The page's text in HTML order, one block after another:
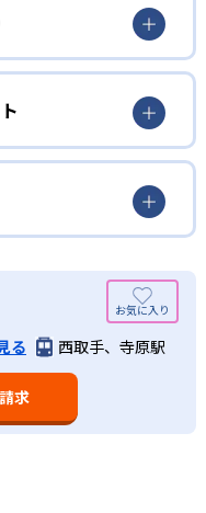
式」で個別指導
を対象として個別指導
年方式」を採用して
」では、生徒が個々
、一度立ち止まって
り、余裕がある場合
ことも可能である。
習計画を設計
とりの学力／適性を
定め、生徒に最適化
徒それぞれに最適な
イスも実施。少しず
の教材となっている
い人向け
重視する形で個別指
られるよう「無学年
題がある場合は立ち
」だけでなく、学習
を上げたい人向け
全ての教科の基礎に
いる。算数（数学）
国語では全ての学力
育成に力を入れてい
、算数（数学）と国
。
は公開されていな
る 西取手、寺原駅
求